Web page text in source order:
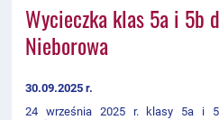
Wycieczka klas 5a i 5b
Nieborowa
30.09.2025 r.
24 września 2025 r. klasy 5a i